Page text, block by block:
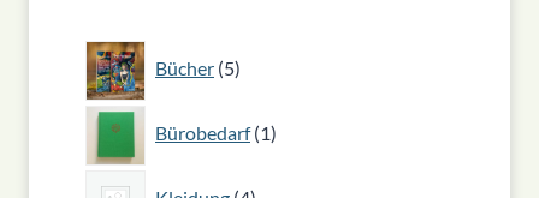
Bücher 5
5
Produkte
Bürobedarf 1
1
Produkt
4